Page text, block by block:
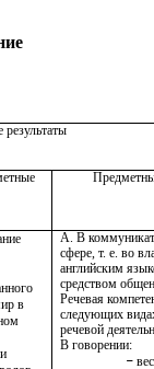
в
А. В
сфере, т. е. во
английским
средством
Речевая
следующих
речевой
В говорении: